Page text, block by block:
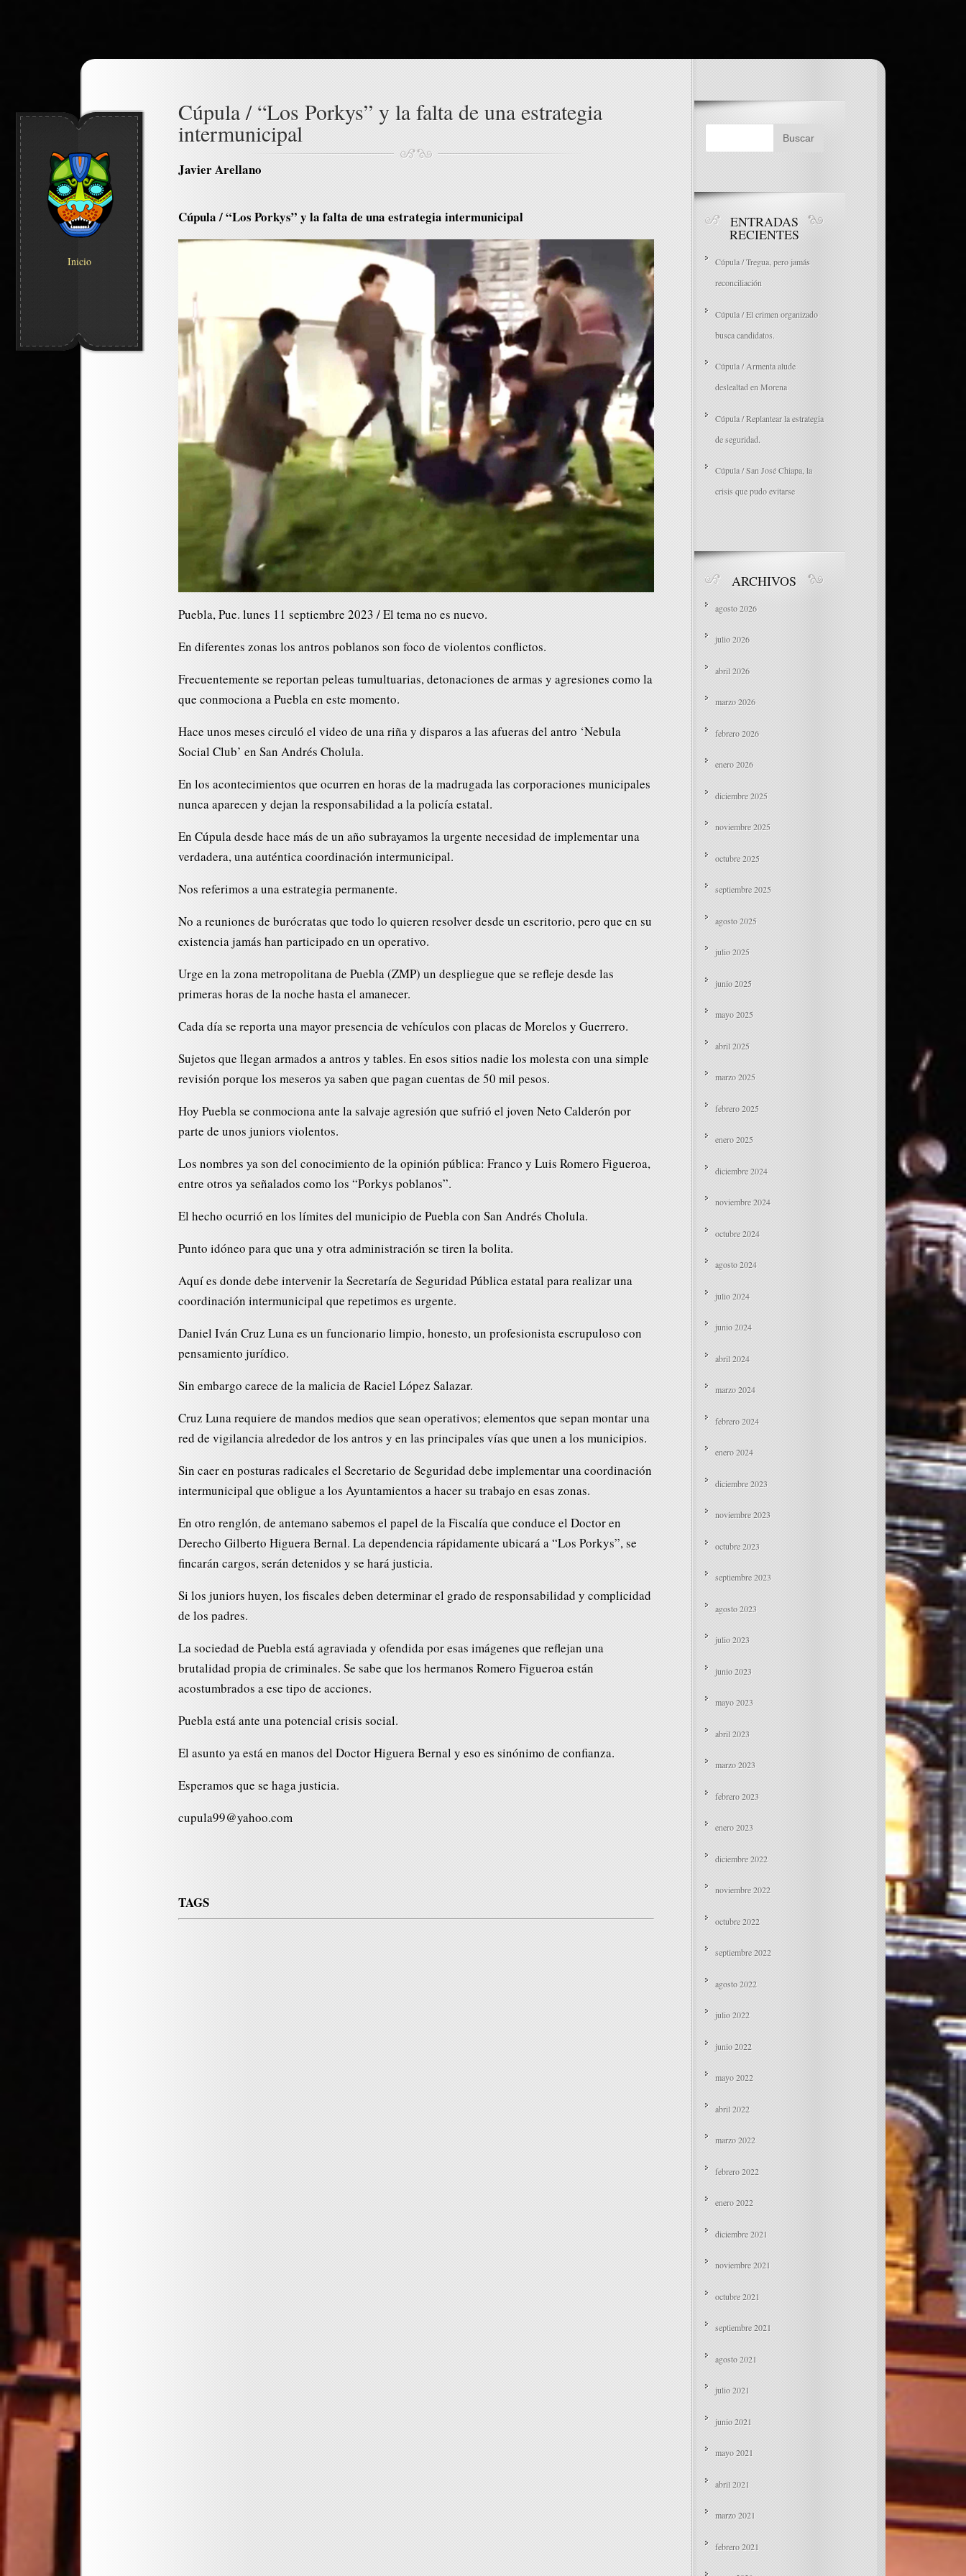
Inicio
Cúpula / “Los Porkys” y la falta de una estrategia
intermunicipal
Javier Arellano
Cúpula / “Los Porkys” y la falta de una estrategia intermunicipal
Puebla, Pue. lunes 11 septiembre 2023 / El tema no es nuevo.
En diferentes zonas los antros poblanos son foco de violentos conflictos.
Frecuentemente se reportan peleas tumultuarias, detonaciones de armas y agresiones como la
que conmociona a Puebla en este momento.
Hace unos meses circuló el video de una riña y disparos a las afueras del antro ‘Nebula
Social Club’ en San Andrés Cholula.
En los acontecimientos que ocurren en horas de la madrugada las corporaciones municipales
nunca aparecen y dejan la responsabilidad a la policía estatal.
En Cúpula desde hace más de un año subrayamos la urgente necesidad de implementar una
verdadera, una auténtica coordinación intermunicipal.
Nos referimos a una estrategia permanente.
No a reuniones de burócratas que todo lo quieren resolver desde un escritorio, pero que en su
existencia jamás han participado en un operativo.
Urge en la zona metropolitana de Puebla (ZMP) un despliegue que se refleje desde las
primeras horas de la noche hasta el amanecer.
Cada día se reporta una mayor presencia de vehículos con placas de Morelos y Guerrero.
Sujetos que llegan armados a antros y tables. En esos sitios nadie los molesta con una simple
revisión porque los meseros ya saben que pagan cuentas de 50 mil pesos.
Hoy Puebla se conmociona ante la salvaje agresión que sufrió el joven Neto Calderón por
parte de unos juniors violentos.
Los nombres ya son del conocimiento de la opinión pública: Franco y Luis Romero Figueroa,
entre otros ya señalados como los “Porkys poblanos”.
El hecho ocurrió en los límites del municipio de Puebla con San Andrés Cholula.
Punto idóneo para que una y otra administración se tiren la bolita.
Aquí es donde debe intervenir la Secretaría de Seguridad Pública estatal para realizar una
coordinación intermunicipal que repetimos es urgente.
Daniel Iván Cruz Luna es un funcionario limpio, honesto, un profesionista escrupuloso con
pensamiento jurídico.
Sin embargo carece de la malicia de Raciel López Salazar.
Cruz Luna requiere de mandos medios que sean operativos; elementos que sepan montar una
red de vigilancia alrededor de los antros y en las principales vías que unen a los municipios.
Sin caer en posturas radicales el Secretario de Seguridad debe implementar una coordinación
intermunicipal que obligue a los Ayuntamientos a hacer su trabajo en esas zonas.
En otro renglón, de antemano sabemos el papel de la Fiscalía que conduce el Doctor en
Derecho Gilberto Higuera Bernal. La dependencia rápidamente ubicará a “Los Porkys”, se
fincarán cargos, serán detenidos y se hará justicia.
Si los juniors huyen, los fiscales deben determinar el grado de responsabilidad y complicidad
de los padres.
La sociedad de Puebla está agraviada y ofendida por esas imágenes que reflejan una
brutalidad propia de criminales. Se sabe que los hermanos Romero Figueroa están
acostumbrados a ese tipo de acciones.
Puebla está ante una potencial crisis social.
El asunto ya está en manos del Doctor Higuera Bernal y eso es sinónimo de confianza.
Esperamos que se haga justicia.
cupula99@yahoo.com
TAGS
ENTRADAS
RECIENTES
Cúpula / Tregua, pero jamás
reconciliación
Cúpula / El crimen organizado
busca candidatos.
Cúpula / Armenta alude
deslealtad en Morena
Cúpula / Replantear la estrategia
de seguridad.
Cúpula / San José Chiapa, la
crisis que pudo evitarse
ARCHIVOS
agosto 2026
julio 2026
abril 2026
marzo 2026
febrero 2026
enero 2026
diciembre 2025
noviembre 2025
octubre 2025
septiembre 2025
agosto 2025
julio 2025
junio 2025
mayo 2025
abril 2025
marzo 2025
febrero 2025
enero 2025
diciembre 2024
noviembre 2024
octubre 2024
agosto 2024
julio 2024
junio 2024
abril 2024
marzo 2024
febrero 2024
enero 2024
diciembre 2023
noviembre 2023
octubre 2023
septiembre 2023
agosto 2023
julio 2023
junio 2023
mayo 2023
abril 2023
marzo 2023
febrero 2023
enero 2023
diciembre 2022
noviembre 2022
octubre 2022
septiembre 2022
agosto 2022
julio 2022
junio 2022
mayo 2022
abril 2022
marzo 2022
febrero 2022
enero 2022
diciembre 2021
noviembre 2021
octubre 2021
septiembre 2021
agosto 2021
julio 2021
junio 2021
mayo 2021
abril 2021
marzo 2021
febrero 2021